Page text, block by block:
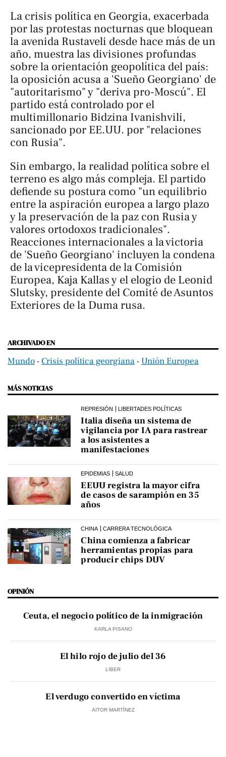
La crisis política en Georgia, exacerbada
por las protestas nocturnas que bloquean
la avenida Rustaveli desde hace más de un
año, muestra las divisiones profundas
sobre la orientación geopolítica del país:
la oposición acusa a 'Sueño Georgiano' de
"autoritarismo" y "deriva pro-Moscú". El
partido está controlado por el
multimillonario Bidzina Ivanishvili,
sancionado por EE.UU. por "relaciones
con Rusia".
Sin embargo, la realidad política sobre el
terreno es algo más compleja. El partido
defiende su postura como "un equilibrio
entre la aspiración europea a largo plazo
y la preservación de la paz con Rusia y
valores ortodoxos tradicionales".
Reacciones internacionales a la victoria
de 'Sueño Georgiano' incluyen la condena
de la vicepresidenta de la Comisión
Europea, Kaja Kallas y el elogio de Leonid
Slutsky, presidente del Comité de Asuntos
Exteriores de la Duma rusa.
ARCHIVADO EN
Mundo ‧ Crisis política georgiana ‧ Unión Europea
MÁS NOTICIAS
REPRESIÓN LIBERTADES POLÍTICAS
Italia diseña un sistema de
vigilancia por IA para rastrear
a los asistentes a
manifestaciones
EPIDEMIAS SALUD
EEUU registra la mayor cifra
de casos de sarampión en 35
años
CHINA CARRERA TECNOLÓGICA
China comienza a fabricar
herramientas propias para
producir chips DUV
OPINIÓN
Ceuta, el negocio político de la inmigración
KARLA PISANO
El hilo rojo de julio del 36
LIBER
El verdugo convertido en víctima
AITOR MARTÍNEZ